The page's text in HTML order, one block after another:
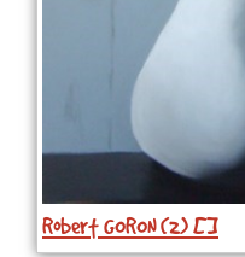
Robert GORON (2) []